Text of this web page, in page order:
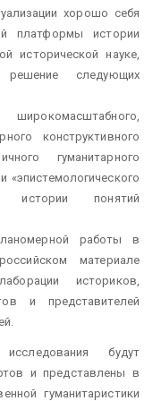
хорошо себя
платформы истории
исторической науке,
решение следующих
конструктивного
гуманитарного
истории понятий
работы в
материале
историков,
и представителей
будут
и представлены в
гуманитаристики